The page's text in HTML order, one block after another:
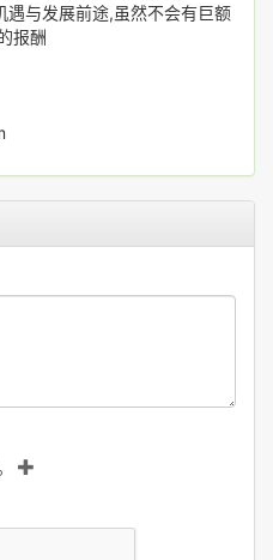
遇与发展前途,虽然不会有巨额
报酬